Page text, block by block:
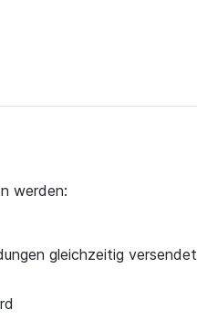
werden:
gleichzeitig versendet